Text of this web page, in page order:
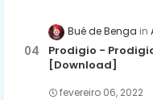
Bué de Benga
Prodigio -
[Download]
fevereiro 06, 2022